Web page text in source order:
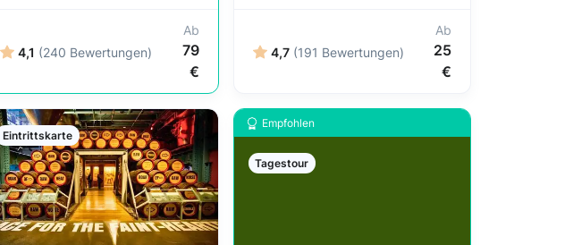
4,1 (240 Bewertungen)
Ab
79
€
4,7 (191 Bewertungen)
Ab
25
€
Eintrittskarte
Empfohlen
Tagestour